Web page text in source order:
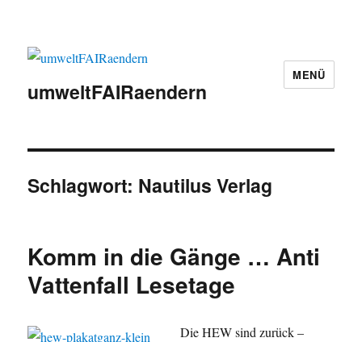
umweltFAIRaendern
MENÜ
Schlagwort: Nautilus Verlag
Komm in die Gänge … Anti
Vattenfall Lesetage
Die HEW sind zurück –